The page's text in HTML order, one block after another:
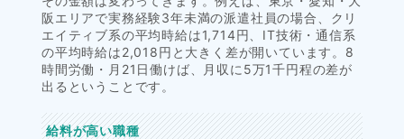
阪エリアで実務経験3年未満の派遣社員の場合、クリ
エイティブ系の平均時給は1,714円、IT技術・通信系
の平均時給は2,018円と大きく差が開いています。8
時間労働・月21日働けば、月収に5万1千円程の差が
出るということです。
給料が高い職種